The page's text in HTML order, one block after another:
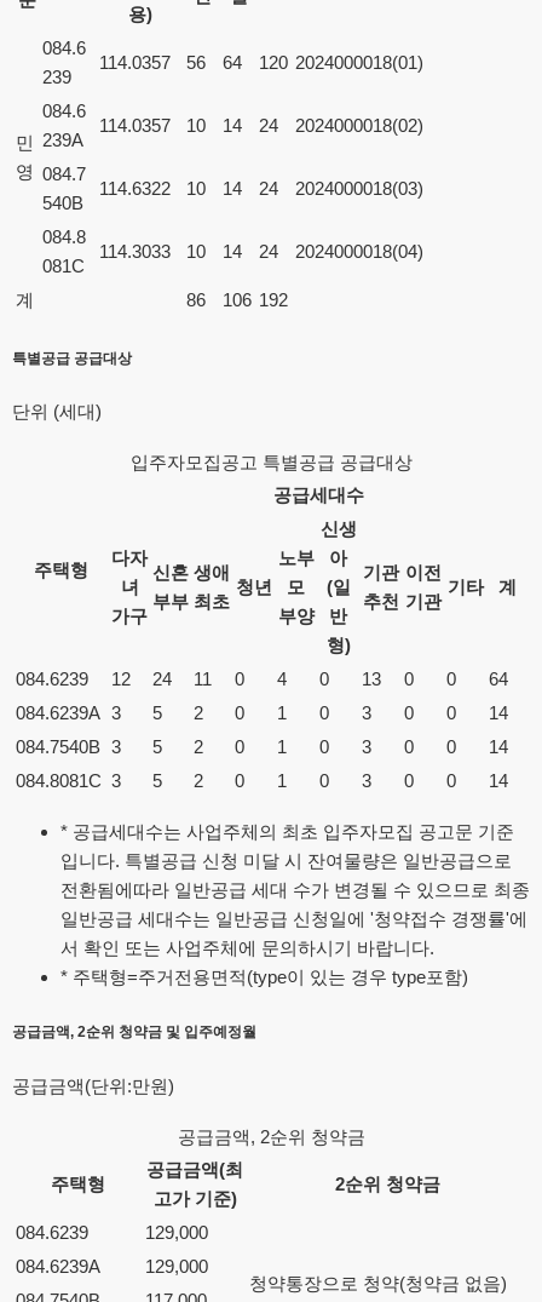
용)
민
영
084.6
239
114.0357 56 64 120 2024000018(01)
084.6
239A
114.0357 10 14 24 2024000018(02)
084.7
540B
114.6322 10 14 24 2024000018(03)
084.8
081C
114.3033 10 14 24 2024000018(04)
계 86 106 192
특별공급 공급대상
단위 (세대)
입주자모집공고 특별공급 공급대상
주택형
공급세대수
다자
녀
가구
신혼
부부
생애
최초
청년
노부
모
부양
신생
아
(일
반
형)
기관
추천
이전
기관
기타 계
084.6239 12 24 11 0 4 0 13 0 0
64
084.6239A 3 5 2 0 1 0 3 0 0
14
084.7540B 3 5 2 0 1 0 3 0 0
14
084.8081C 3 5 2 0 1 0 3 0 0 14
* 공급세대수는 사업주체의 최초 입주자모집 공고문 기준
입니다. 특별공급 신청 미달 시 잔여물량은 일반공급으로
전환됨에따라 일반공급 세대 수가 변경될 수 있으므로 최종
일반공급 세대수는 일반공급 신청일에 '청약접수 경쟁률'에
서 확인 또는 사업주체에 문의하시기 바랍니다.
* 주택형=주거전용면적(type이 있는 경우 type포함)
공급금액, 2순위 청약금 및 입주예정월
공급금액(단위:만원)
공급금액, 2순위 청약금
주택형
공급금액(최
고가 기준)
2순위 청약금
084.6239 129,000
청약통장으로 청약(청약금 없음)
084.6239A
129,000